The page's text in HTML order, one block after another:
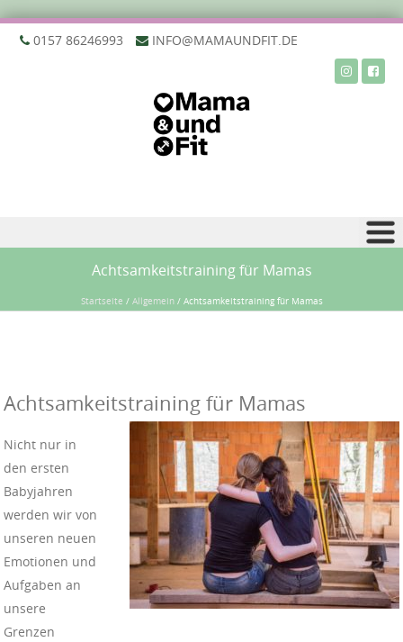
‭0157 86246993‬ INFO@MAMAUNDFIT.DE
Achtsamkeitstraining für Mamas
Startseite /Allgemein /Achtsamkeitstraining für Mamas
Achtsamkeitstraining für Mamas
Nicht nur in
den ersten
Babyjahren
werden wir von
unseren neuen
Emotionen und
Aufgaben an
unsere
Grenzen